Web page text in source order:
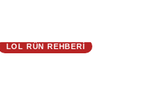
LOL RÜN REHBERI